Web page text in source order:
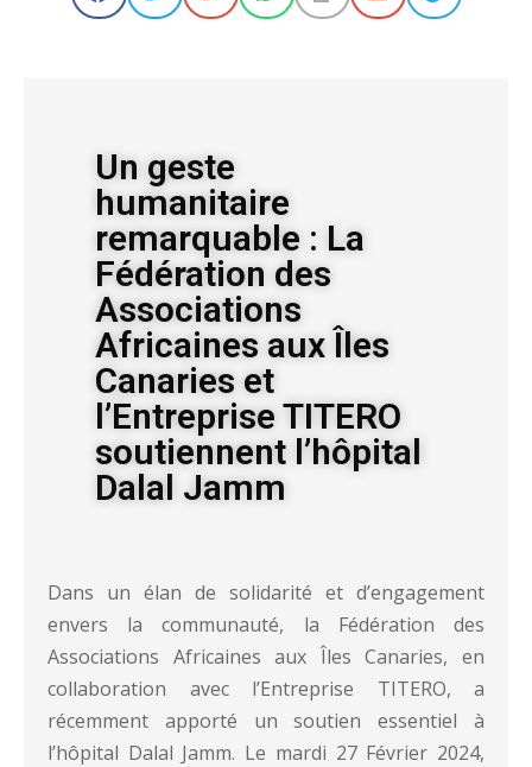
Un geste
humanitaire
remarquable : La
Fédération des
Associations
Africaines aux Îles
Canaries et
l’Entreprise TITERO
soutiennent l’hôpital
Dalal Jamm
Dans un élan de solidarité et d’engagement
envers la communauté, la Fédération des
Associations Africaines aux Îles Canaries, en
collaboration avec l’Entreprise TITERO, a
récemment apporté un soutien essentiel à
l’hôpital Dalal Jamm. Le mardi 27 Février 2024,